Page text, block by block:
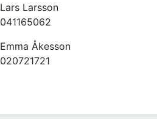
Lars Larsson
041165062
Emma Åkesson
020721721